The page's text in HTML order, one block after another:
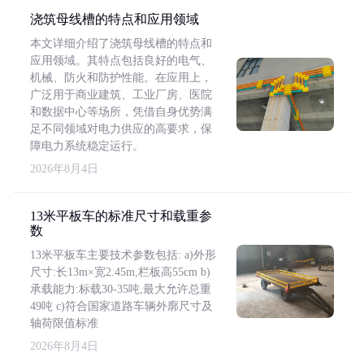
浇筑母线槽的特点和应用领域
本文详细介绍了浇筑母线槽的特点和
应用领域。其特点包括良好的电气、
机械、防火和防护性能。在应用上，
广泛用于商业建筑、工业厂房、医院
和数据中心等场所，凭借自身优势满
足不同领域对电力供应的高要求，保
障电力系统稳定运行。
2026年8月4日
13米平板车的标准尺寸和载重参
数
13米平板车主要技术参数包括: a)外形
尺寸:长13m×宽2.45m,栏板高55cm b)
承载能力:标载30-35吨,最大允许总重
49吨 c)符合国家道路车辆外廓尺寸及
轴荷限值标准
2026年8月4日